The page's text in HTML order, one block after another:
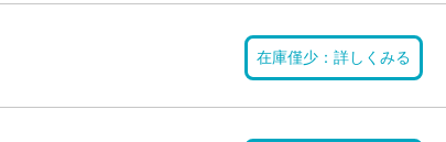
在庫僅少：詳しくみる